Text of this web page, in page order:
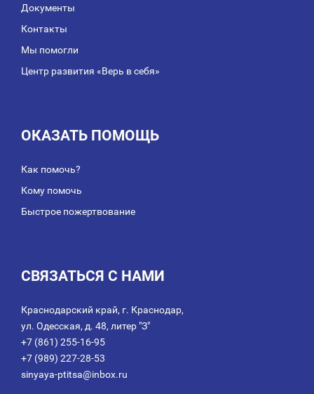
Документы
Контакты
Мы помогли
Центр развития «Верь в себя»
ОКАЗАТЬ ПОМОЩЬ
Как помочь?
Кому помочь
Быстрое пожертвование
СВЯЗАТЬСЯ С НАМИ
Краснодарский край, г. Краснодар,
ул. Одесская, д. 48, литер "З"
+7 (861) 255-16-95
+7 (989) 227-28-53
sinyaya-ptitsa@inbox.ru